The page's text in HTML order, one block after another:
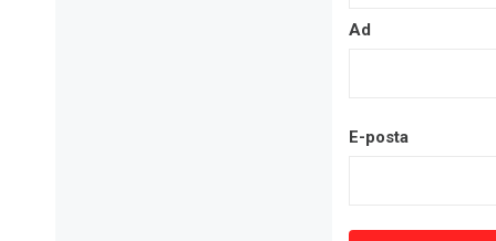
Ad
E-posta